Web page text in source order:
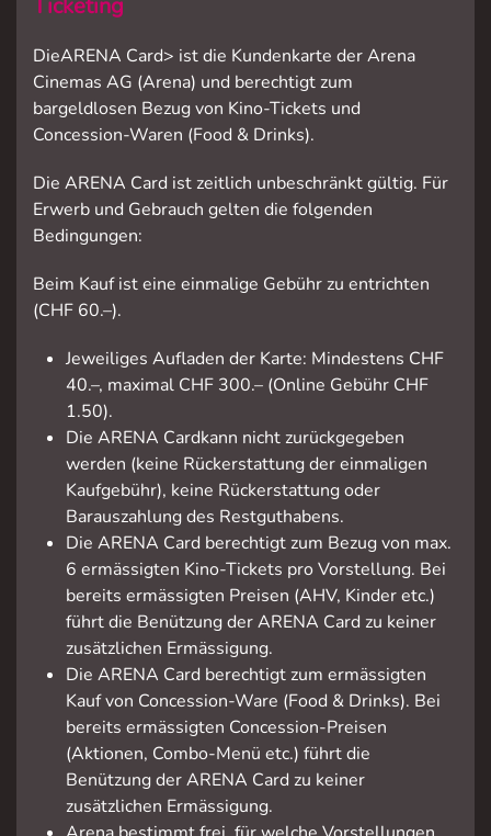
Ticketing
DieARENA Card> ist die Kundenkarte der Arena
Cinemas AG (Arena) und berechtigt zum
bargeldlosen Bezug von Kino-Tickets und
Concession-Waren (Food & Drinks).
Die ARENA Card ist zeitlich unbeschränkt gültig. Für
Erwerb und Gebrauch gelten die folgenden
Bedingungen:
Beim Kauf ist eine einmalige Gebühr zu entrichten
(CHF 60.–).
Jeweiliges Aufladen der Karte: Mindestens CHF
40.–, maximal CHF 300.– (Online Gebühr CHF
1.50).
Die ARENA Cardkann nicht zurückgegeben
werden (keine Rückerstattung der einmaligen
Kaufgebühr), keine Rückerstattung oder
Barauszahlung des Restguthabens.
Die ARENA Card berechtigt zum Bezug von max.
6 ermässigten Kino-Tickets pro Vorstellung. Bei
bereits ermässigten Preisen (AHV, Kinder etc.)
führt die Benützung der ARENA Card zu keiner
zusätzlichen Ermässigung.
Die ARENA Card berechtigt zum ermässigten
Kauf von Concession-Ware (Food & Drinks). Bei
bereits ermässigten Concession-Preisen
(Aktionen, Combo-Menü etc.) führt die
Benützung der ARENA Card zu keiner
zusätzlichen Ermässigung.